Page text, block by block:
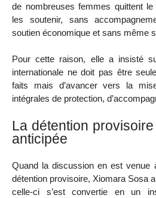
de nombreuses femmes quittent
les soutenir, sans
soutien économique et sans même
Pour cette raison, elle a insisté
internationale ne doit pas être
faits mais d’avancer vers la
intégrales de protection,
La détention
anticipée
Quand la discussion en est venue
détention provisoire, Xiomara Sosa
celle-ci s’est convertie en un